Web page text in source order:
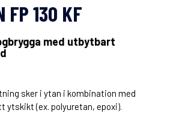
FP 130 KF
med utbytbart
sker i ytan i kombination med
ytskikt (ex. polyuretan, epoxi).